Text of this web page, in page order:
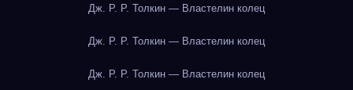
Дж. Р. Р. Толкин — Властелин колец
Дж. Р. Р. Толкин — Властелин колец
Дж. Р. Р. Толкин — Властелин колец